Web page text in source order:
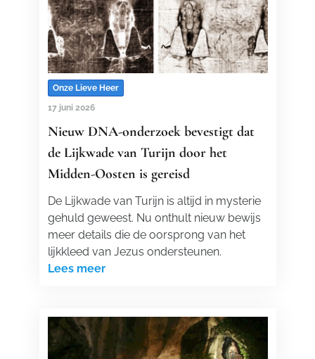
Onze Lieve Heer
17 juni 2026
Nieuw DNA-onderzoek bevestigt dat
de Lijkwade van Turijn door het
Midden-Oosten is gereisd
De Lijkwade van Turijn is altijd in mysterie
gehuld geweest. Nu onthult nieuw bewijs
meer details die de oorsprong van het
lijkkleed van Jezus ondersteunen.
Lees meer